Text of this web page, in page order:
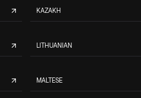
KAZAKH
LITHUANIAN
MALTESE